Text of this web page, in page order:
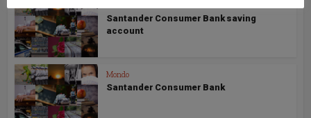
Santander Consumer Bank saving
account
Mondo
Santander Consumer Bank